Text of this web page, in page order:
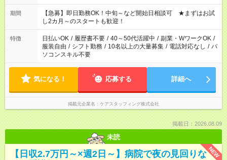
期間
【急募】即日勤務OK！中旬～など開始日相談可 ★まずはお試
し2カ月～のスタートも歓迎！
特徴 日払いOK / 履歴書不要 / 40～50代活躍中 / 副業・WワークOK /
服装自由 / シフト勤務 / 10名以上の大量募集 / 電話対応なし / パ
ソコンスキル不要
気になる！ 応募する 詳細へ
掲載元企業名 ケアスタッフィング株式会社
掲載日：2026.08.09
未読
NEW
【日収2.7万円～×週2日～】病院で夜の見回りな